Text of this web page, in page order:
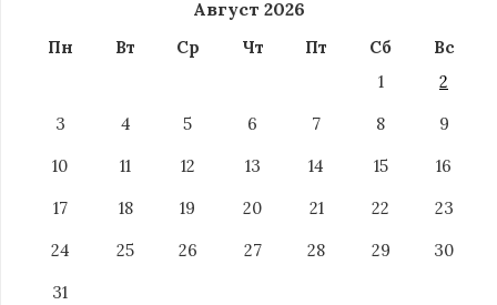
Август 2026
Пн Вт Ср Чт Пт Сб
Вс
1
2
3
4 5 6 7 8
9
10
11 12 13 14 15
16
17
18 19 20 21 22
23
24
25 26 27 28 29
30
31